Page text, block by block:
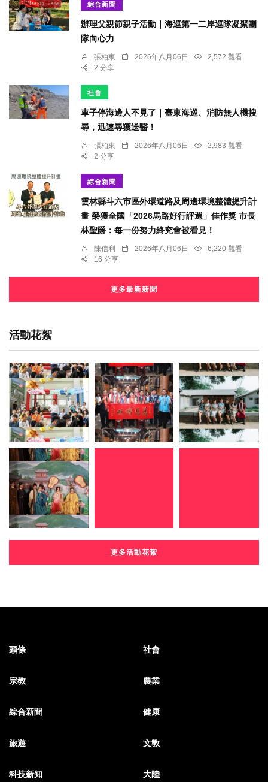
綜合新聞
辦理父親節親子活動｜海巡第一二岸巡隊凝聚團
隊向心力
張柏東 2026年八月06日
2,572 觀看
2 分享
社會
車子停海邊人不見了｜臺東海巡、消防無人機搜
尋，迅速尋獲送醫！
張柏東 2026年八月06日
2,983 觀看
2 分享
綜合新聞
雲林縣斗六市區外環道路及周邊環境整體提升計
畫 榮獲全國「2026馬路好行評選」佳作獎 市長
林聖爵：每一份努力終究會被看見！
陳信利 2026年八月06日
6,220 觀看
16 分享
更多最新新聞
活動花絮
更多活動花絮
頭條 社會
宗教 農業
綜合新聞 健康
旅遊 文教
科技新知 大陸